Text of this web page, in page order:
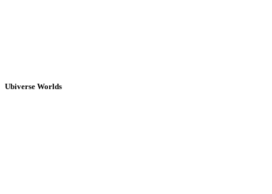
Ubiverse Worlds